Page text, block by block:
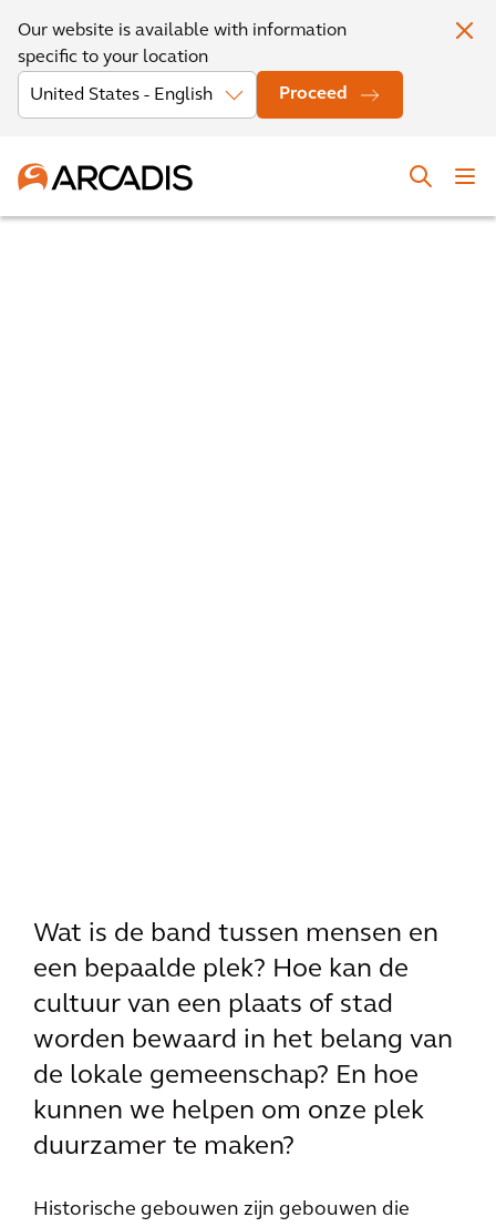
Our website is available with information
specific to your location
Proceed
Wat is de band tussen mensen en
een bepaalde plek? Hoe kan de
cultuur van een plaats of stad
worden bewaard in het belang van
de lokale gemeenschap? En hoe
kunnen we helpen om onze plek
duurzamer te maken?
Historische gebouwen zijn gebouwen die